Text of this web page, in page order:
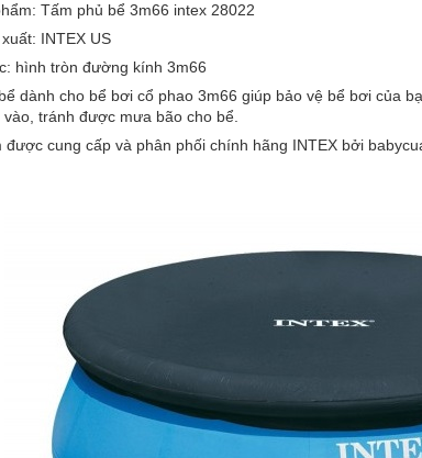
Tấm phủ bể 3m66 intex 28022
INTEX US
hình tròn đường kính 3m66
dành cho bể bơi cổ phao 3m66 giúp bảo vệ bể bơi của
vào, tránh được mưa bão cho bể.
được cung cấp và phân phối chính hãng INTEX bởi